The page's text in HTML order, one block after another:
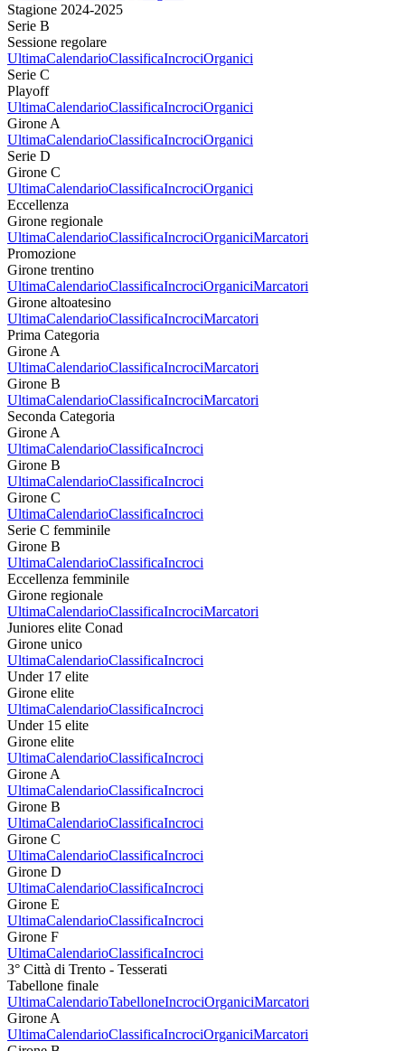
Stagione 2024-2025
Serie B
Sessione regolare
UltimaCalendarioClassificaIncrociOrganici
Serie C
Playoff
UltimaCalendarioClassificaIncrociOrganici
Girone A
UltimaCalendarioClassificaIncrociOrganici
Serie D
Girone C
UltimaCalendarioClassificaIncrociOrganici
Eccellenza
Girone regionale
UltimaCalendarioClassificaIncrociOrganiciMarcatori
Promozione
Girone trentino
UltimaCalendarioClassificaIncrociOrganiciMarcatori
Girone altoatesino
UltimaCalendarioClassificaIncrociMarcatori
Prima Categoria
Girone A
UltimaCalendarioClassificaIncrociMarcatori
Girone B
UltimaCalendarioClassificaIncrociMarcatori
Seconda Categoria
Girone A
UltimaCalendarioClassificaIncroci
Girone B
UltimaCalendarioClassificaIncroci
Girone C
UltimaCalendarioClassificaIncroci
Serie C femminile
Girone B
UltimaCalendarioClassificaIncroci
Eccellenza femminile
Girone regionale
UltimaCalendarioClassificaIncrociMarcatori
Juniores elite Conad
Girone unico
UltimaCalendarioClassificaIncroci
Under 17 elite
Girone elite
UltimaCalendarioClassificaIncroci
Under 15 elite
Girone elite
UltimaCalendarioClassificaIncroci
Girone A
UltimaCalendarioClassificaIncroci
Girone B
UltimaCalendarioClassificaIncroci
Girone C
UltimaCalendarioClassificaIncroci
Girone D
UltimaCalendarioClassificaIncroci
Girone E
UltimaCalendarioClassificaIncroci
Girone F
UltimaCalendarioClassificaIncroci
3° Città di Trento - Tesserati
Tabellone finale
UltimaCalendarioTabelloneIncrociOrganiciMarcatori
Girone A
UltimaCalendarioClassificaIncrociOrganiciMarcatori